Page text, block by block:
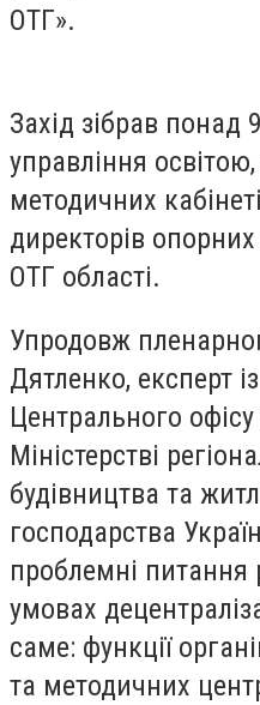
ОТГ».
Захід зібрав понад
управління освітою,
методичних
директорів
ОТГ області.
Упродовж
Дятленко, експерт
Центрального
Міністерстві
будівництва та
господарства
проблемні питання
умовах
саме: функції
та методичних